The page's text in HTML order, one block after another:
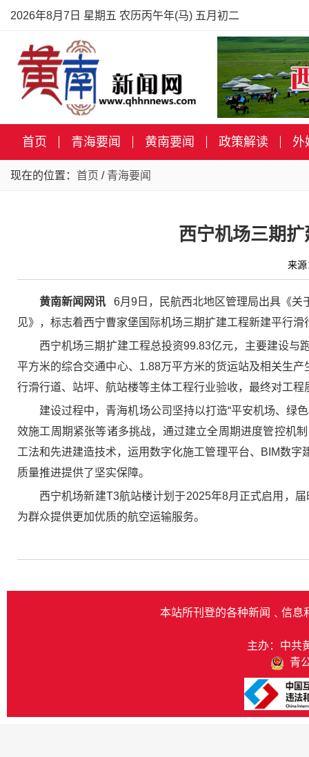
2026年8月7日 星期五 农历丙午年(马) 五月初二
首页 青海要闻 黄南要闻 政策解读 外
现在的位置： 首页 / 青海要闻
西宁机场三期
来
黄南新闻网讯 6月9日，民航西北地区管理局出具《
见》，标志着西宁曹家堡国际机场三期扩建工程新建平行
西宁机场三期扩建工程总投资99.83亿元，主要建设与
平方米的综合交通中心、1.88万平方米的货运站及相关生
行滑行道、站坪、航站楼等主体工程行业验收，最终对工程
建设过程中，青海机场公司坚持以打造“平安机场、绿
效施工周期紧张等诸多挑战，通过建立全周期进度管控机
工法和先进建造技术，运用数字化施工管理平台、BIM数
质量推进提供了坚实保障。
西宁机场新建T3航站楼计划于2025年8月正式启用，
为群众提供更加优质的航空运输服务。
本站所刊登的各种新闻﹑信息
主办：中共
青